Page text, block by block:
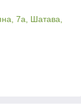
7а, Шатава,